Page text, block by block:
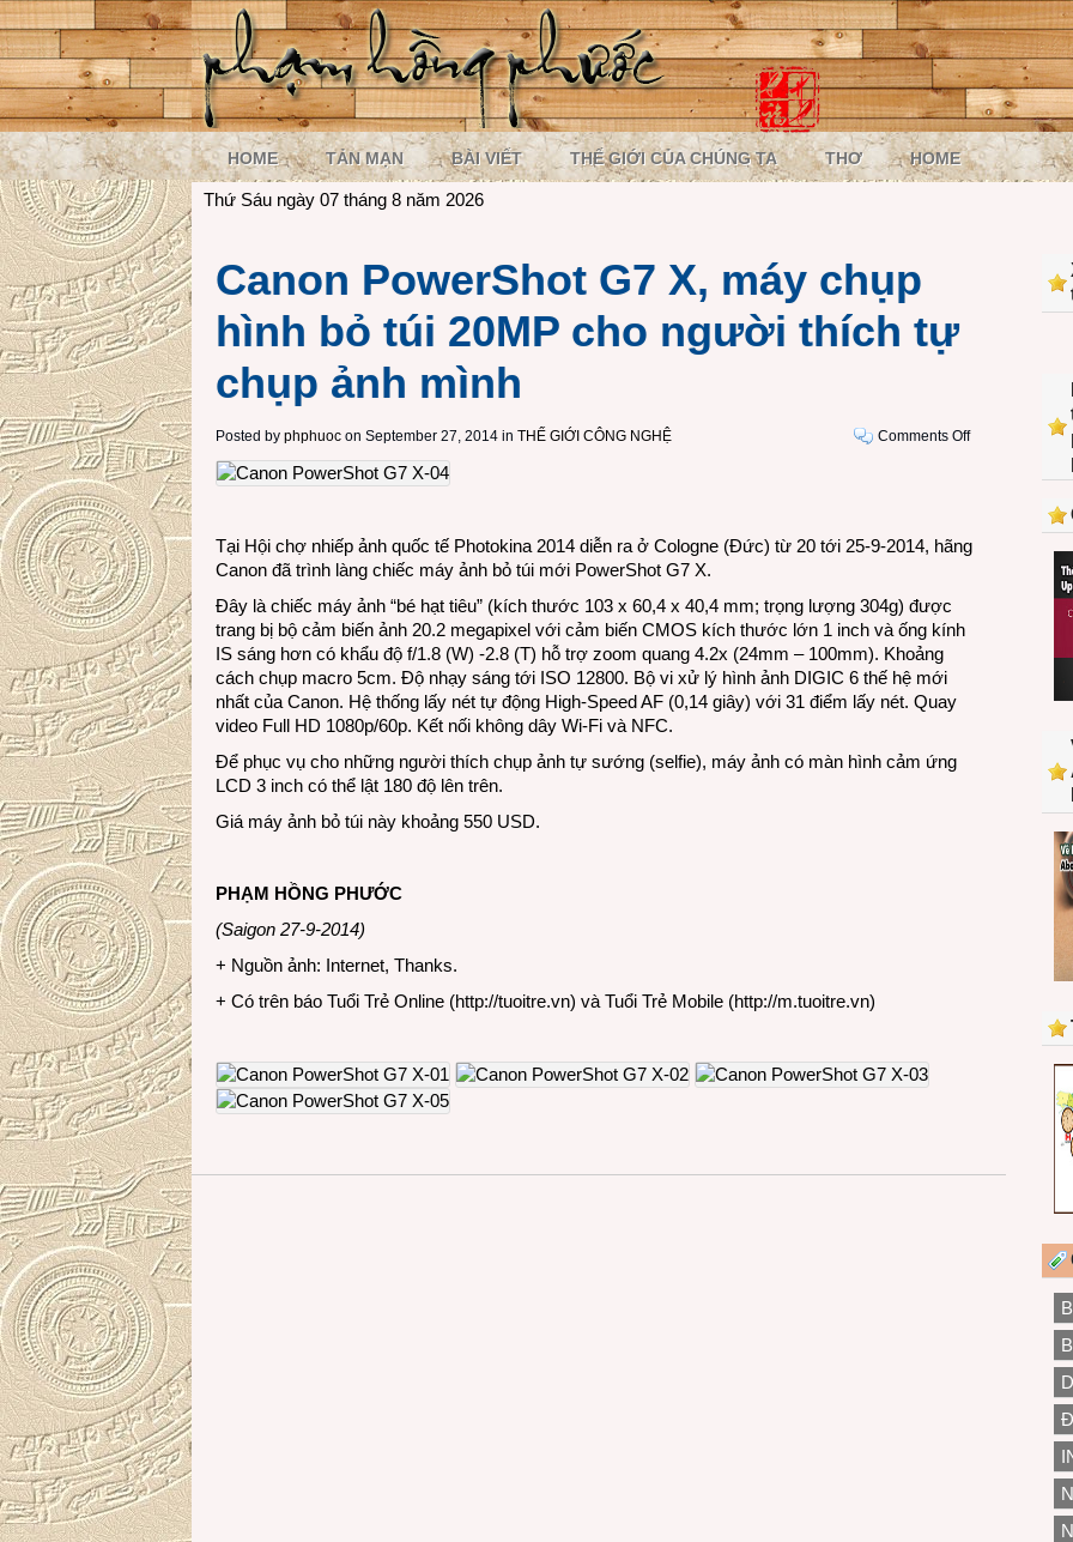
HOME TẢN MẠN BÀI VIẾT THẾ GIỚI CỦA CHÚNG TA THƠ HOME
Thứ Sáu ngày 07 tháng 8 năm 2026
Canon PowerShot G7 X, máy chụp
hình bỏ túi 20MP cho người thích tự
chụp ảnh mình
Posted by phphuoc on September 27, 2014 in THẾ GIỚI CÔNG NGHỆ Comments Offon
máy
Tại Hội chợ nhiếp ảnh quốc tế Photokina 2014 diễn ra ở Cologne (Đức) từ 20 tới 25-9-2014, hãng
Canon đã trình làng chiếc máy ảnh bỏ túi mới PowerShot G7 X.
Đây là chiếc máy ảnh “bé hạt tiêu” (kích thước 103 x 60,4 x 40,4 mm; trọng lượng 304g) được
trang bị bộ cảm biến ảnh 20.2 megapixel với cảm biến CMOS kích thước lớn 1 inch và ống kính
IS sáng hơn có khẩu độ f/1.8 (W) -2.8 (T) hỗ trợ zoom quang 4.2x (24mm – 100mm). Khoảng
cách chụp macro 5cm. Độ nhạy sáng tới ISO 12800. Bộ vi xử lý hình ảnh DIGIC 6 thế hệ mới
nhất của Canon. Hệ thống lấy nét tự động High-Speed AF (0,14 giây) với 31 điểm lấy nét. Quay
video Full HD 1080p/60p. Kết nối không dây Wi-Fi và NFC.
Để phục vụ cho những người thích chụp ảnh tự sướng (selfie), máy ảnh có màn hình cảm ứng
LCD 3 inch có thể lật 180 độ lên trên.
Giá máy ảnh bỏ túi này khoảng 550 USD.
PHẠM HỒNG PHƯỚC
(Saigon 27-9-2014)
+ Nguồn ảnh: Internet, Thanks.
+ Có trên báo Tuổi Trẻ Online (http://tuoitre.vn) và Tuổi Trẻ Mobile (http://m.tuoitre.vn)